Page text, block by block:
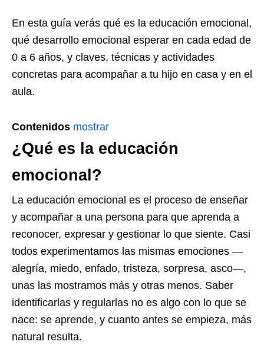
En esta guía verás qué es la educación emocional,
qué desarrollo emocional esperar en cada edad de
0 a 6 años, y claves, técnicas y actividades
concretas para acompañar a tu hijo en casa y en el
aula.
Contenidos mostrar
¿Qué es la educación
emocional?
La educación emocional es el proceso de enseñar
y acompañar a una persona para que aprenda a
reconocer, expresar y gestionar lo que siente. Casi
todos experimentamos las mismas emociones —
alegría, miedo, enfado, tristeza, sorpresa, asco—,
unas las mostramos más y otras menos. Saber
identificarlas y regularlas no es algo con lo que se
nace: se aprende, y cuanto antes se empieza, más
natural resulta.